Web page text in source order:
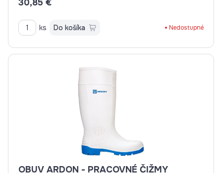
30,85 €
ks Do košíka Nedostupné
OBUV ARDON - PRACOVNÉ ČIŽMY